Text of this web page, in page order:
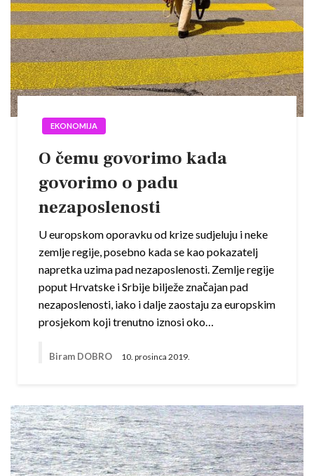
EKONOMIJA
O čemu govorimo kada
govorimo o padu
nezaposlenosti
U europskom oporavku od krize sudjeluju i neke
zemlje regije, posebno kada se kao pokazatelj
napretka uzima pad nezaposlenosti. Zemlje regije
poput Hrvatske i Srbije bilježe značajan pad
nezaposlenosti, iako i dalje zaostaju za europskim
prosjekom koji trenutno iznosi oko…
Biram DOBRO 10. prosinca 2019.